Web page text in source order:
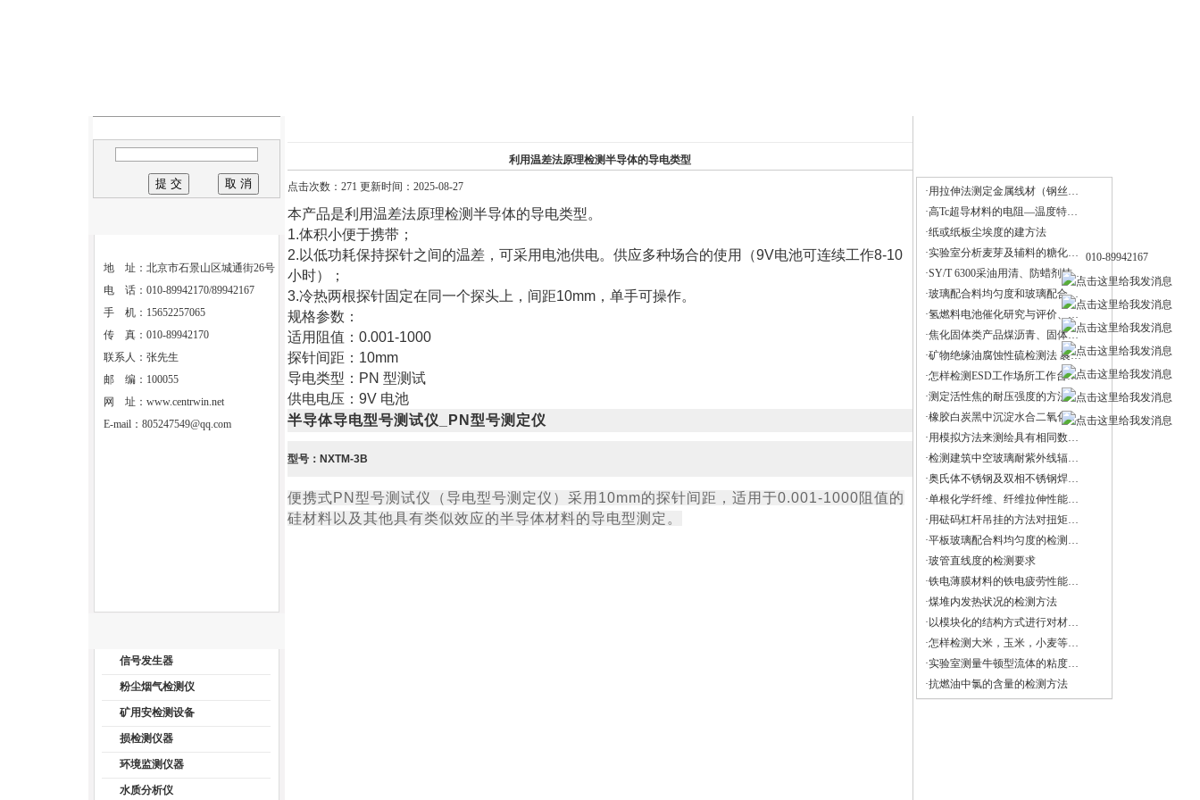
010-89942167
地 址：北京市石景山区城通街26号
电 话：010-89942170/89942167
手 机：15652257065
传 真：010-89942170
联系人：张先生
邮 编：100055
网 址： www.centrwin.net
E-mail： 805247549@qq.com
信号发生器
粉尘烟气检测仪
矿用安检测设备
损检测仪器
环境监测仪器
水质分析仪
利用温差法原理检测半导体的导电类型
点击次数：271 更新时间：2025-08-27
本产品是利用温差法原理检测半导体的导电类型。
1.体积小便于携带；
2.以低功耗保持探针之间的温差，可采用电池供电。供应多种场合的使用（9V电池可连续工作8-10
小时）；
3.冷热两根探针固定在同一个探头上，间距10mm，单手可操作。
规格参数：
适用阻值：0.001-1000
探针间距：10mm
导电类型：PN 型测试
供电电压：9V 电池
半导体导电型号测试仪_PN型号测定仪
型号：NXTM-3B
便携式PN型号测试仪（导电型号测定仪）采用10mm的探针间距，适用于0.001-1000阻值的
硅材料以及其他具有类似效应的半导体材料的导电型测定。
·用拉伸法测定金属线材（钢丝）杨氏模量
·高Tc超导材料的电阻—温度特性的测量与处理
·纸或纸板尘埃度的建方法
·实验室分析麦芽及辅料的糖化力、糖化时间和浸出物的设备
·SY/T 6300采油用清、防蜡剂技术要求
·玻璃配合料均匀度和玻璃配合料中含碱量的检测方法
·氢燃料电池催化研究与评价、锂空电池研究
·焦化固体类产品煤沥青、固体古马隆-茚树脂软化点的测定方法
·矿物绝缘油腐蚀性硫检测法 裹绝缘纸铜扁线法DL/T 285-2012
·怎样检测ESD工作场所工作台面及工具的带静电电荷？
·测定活性焦的耐压强度的方法
·橡胶白炭黑中沉淀水合二氧化硅水洗筛余物的测定
·用模拟方法来测绘具有相同数学形式的物理场——导电微晶法
·检测建筑中空玻璃耐紫外线辐照性能试验
·奥氏体不锈钢及双相不锈钢焊缝中铁素体含量的测量方法
·单根化学纤维、纤维拉伸性能的检测方法
·用砝码杠杆吊挂的方法对扭矩扳手进行检定与校准
·平板玻璃配合料均匀度的检测方法
·玻管直线度的检测要求
·铁电薄膜材料的铁电疲劳性能检测
·煤堆内发热状况的检测方法
·以模块化的结构方式进行对材料多种机械性能的检测方法与注意事项
·怎样检测大米，玉米，小麦等谷物的直链淀粉？
·实验室测量牛顿型流体的粘度和非牛顿流体的流变特性
·抗燃油中氯的含量的检测方法